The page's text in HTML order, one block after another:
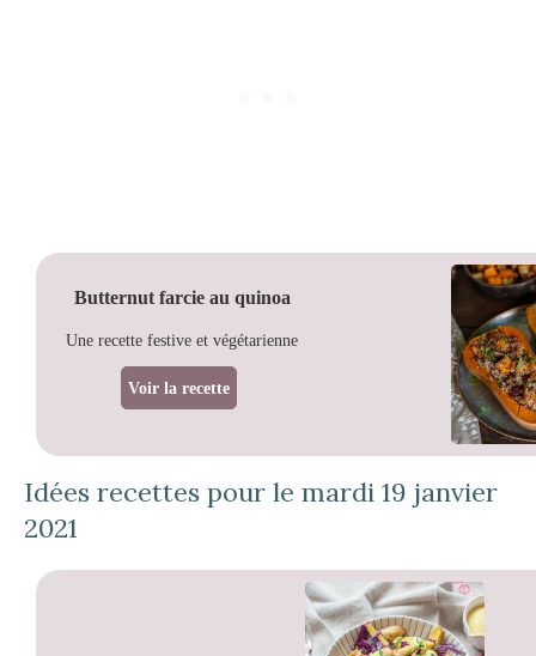
Butternut farcie au quinoa
Une recette festive et végétarienne
Voir la recette
Idées recettes pour le mardi 19 janvier
2021